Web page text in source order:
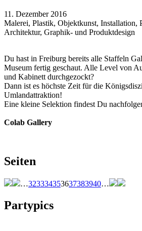
11. Dezember 2016
Malerei, Plastik, Objektkunst, Installation,
Architektur, Graphik- und Produktdesign
Du hast in Freiburg bereits alle Staffeln
Museum fertig geschaut. Alle Level von
und Kabinett durchgezockt?
Dann ist es höchste Zeit für die
Umlandattraktion!
Eine kleine Selektion findest Du
Colab Gallery
Seiten
…323334353637383940…
Partypics